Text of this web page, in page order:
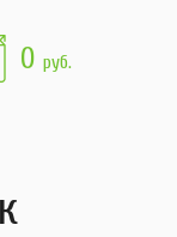
0 руб.